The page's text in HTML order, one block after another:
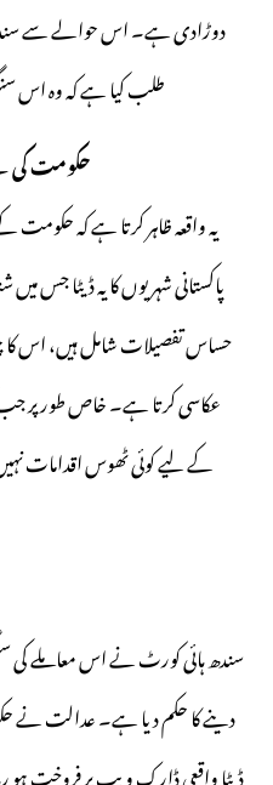
دوڑادی ہے۔ اس حوالے سے
طلب کیا ہے کہ وہ اس
حکومت کی
یہ واقعہ ظاہر کرتا ہے کہ
پاکستانی شہریوں کا یہ ڈیٹا جس
حساس تفصیلات شامل ہیں، اس
عکاسی کرتا ہے۔ خاص طور پر
کے لیے کوئی ٹھوس اقدامات
سندھ ہائی کورٹ نے اس معاملے کی
دینے کا حکم دیا ہے۔ عدالت نے
ڈیٹا واقعی ڈارک ویب پر فروخت ہو